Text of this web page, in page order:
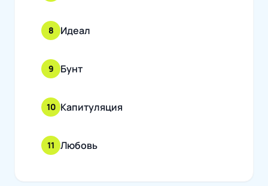
8 Идеал
9 Бунт
10 Капитуляция
11 Любовь